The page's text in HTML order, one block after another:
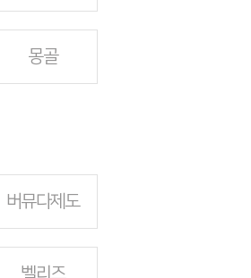
몽골
버뮤다제도
벨리즈